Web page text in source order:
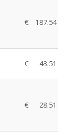
€ 187.54
€ 43.51
€ 28.51